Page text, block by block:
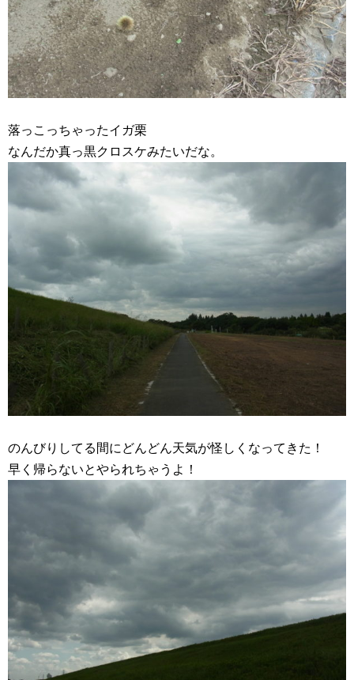
落っこっちゃったイガ栗
なんだか真っ黒クロスケみたいだな。
のんびりしてる間にどんどん天気が怪しくなってきた！
早く帰らないとやられちゃうよ！